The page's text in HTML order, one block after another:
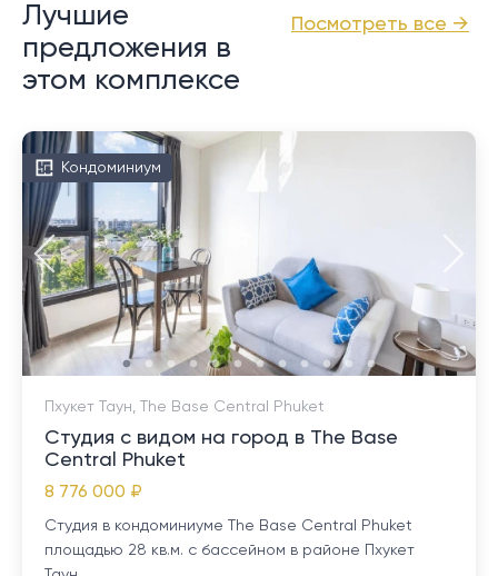
Посмотреть все →
Лучшие
предложения в
этом комплексе
Кондоминиум
Пхукет Таун, The Base Central Phuket
Студия с видом на город в The Base
Central Phuket
8 776 000 ₽
Студия в кондоминиуме The Base Central Phuket
площадью 28 кв.м. с бассейном в районе Пхукет